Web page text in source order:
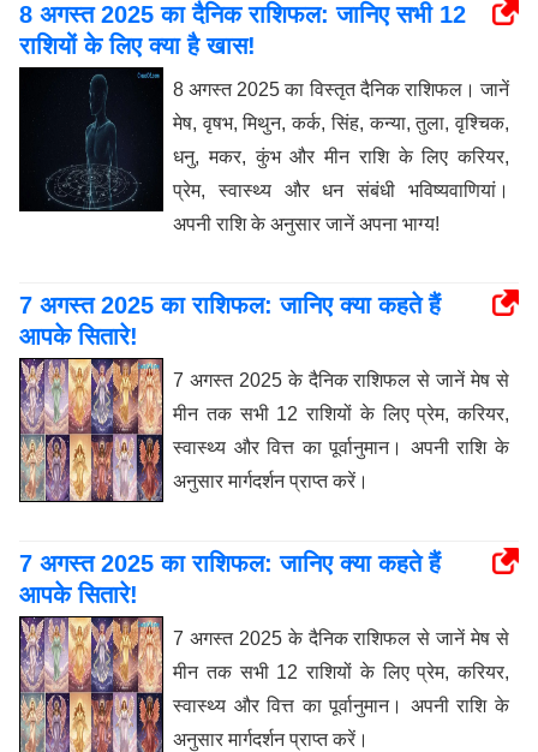
8 अगस्त 2025 का दैनिक राशिफल: जानिए सभी 12
राशियों के लिए क्या है खास!
8 अगस्त 2025 का विस्तृत दैनिक राशिफल। जानें
मेष, वृषभ, मिथुन, कर्क, सिंह, कन्या, तुला, वृश्चिक,
धनु, मकर, कुंभ और मीन राशि के लिए करियर,
प्रेम, स्वास्थ्य और धन संबंधी भविष्यवाणियां।
अपनी राशि के अनुसार जानें अपना भाग्य!
7 अगस्त 2025 का राशिफल: जानिए क्या कहते हैं
आपके सितारे!
7 अगस्त 2025 के दैनिक राशिफल से जानें मेष से
मीन तक सभी 12 राशियों के लिए प्रेम, करियर,
स्वास्थ्य और वित्त का पूर्वानुमान। अपनी राशि के
अनुसार मार्गदर्शन प्राप्त करें।
7 अगस्त 2025 का राशिफल: जानिए क्या कहते हैं
आपके सितारे!
7 अगस्त 2025 के दैनिक राशिफल से जानें मेष से
मीन तक सभी 12 राशियों के लिए प्रेम, करियर,
स्वास्थ्य और वित्त का पूर्वानुमान। अपनी राशि के
अनुसार मार्गदर्शन प्राप्त करें।